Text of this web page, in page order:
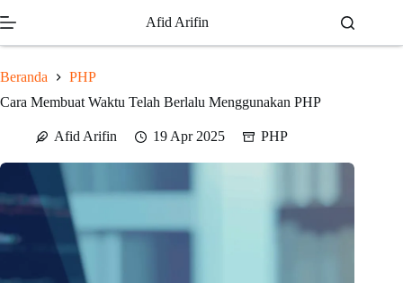
to
Afid Arifin
Beranda
PHP
Cara Membuat Waktu Telah Berlalu Menggunakan PHP
Afid Arifin 19 Apr 2025 PHP